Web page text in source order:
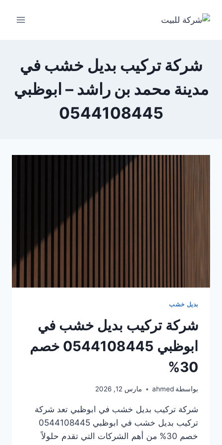
شركة تركيب بديل خشب في
مدينة محمد بن راشد – ابوظبي
0544108445
بديل خشب
شركة تركيب بديل خشب في
ابوظبي 0544108445 خصم
30%
بواسطة ahmed مارس 12, 2026
شركة تركيب بديل خشب في ابوظبي تعد شركة
تركيب بديل خشب في ابوظبي 0544108445
خصم 30% من أهم الشركات التي تقدم حلولاً